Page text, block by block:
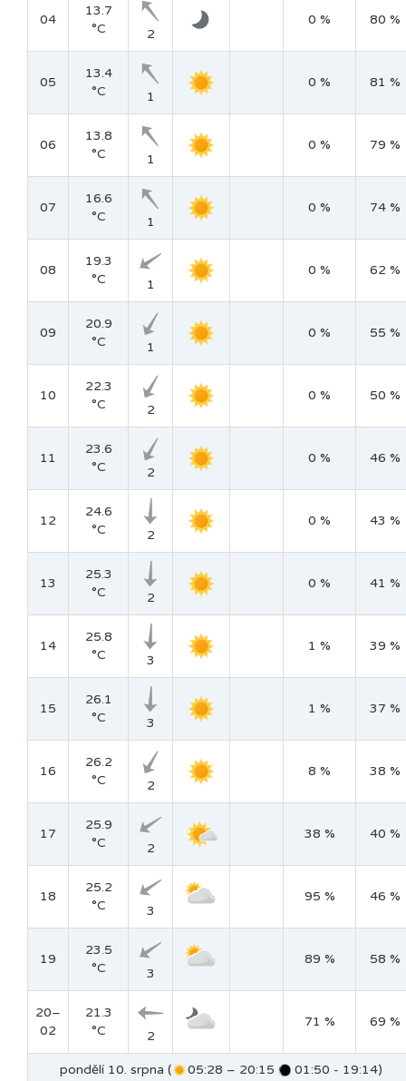
04
13.7
°C
2
0 % 80 %
05
13.4
°C
1
0 % 81 %
06
13.8
°C
1
0 % 79 %
07
16.6
°C
1
0 % 74 %
08
19.3
°C
1
0 % 62 %
09
20.9
°C
1
0 % 55 %
10
22.3
°C
2
0 % 50 %
11
23.6
°C
2
0 % 46 %
12
24.6
°C
2
0 % 43 %
13
25.3
°C
2
0 % 41 %
14
25.8
°C
3
1 % 39 %
15
26.1
°C
3
1 % 37 %
16
26.2
°C
2
8 % 38 %
17
25.9
°C
2
38 % 40 %
18
25.2
°C
3
95 % 46 %
19
23.5
°C
3
89 % 58 %
20–
02
21.3
°C
2
71 % 69 %
pondělí 10. srpna ( 05:28 – 20:15 01:50 - 19:14)